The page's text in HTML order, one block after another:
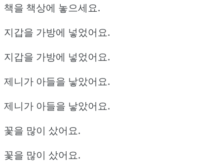
책을 책상에 놓으세요.
지갑을 가방에 넣었어요.
지갑을 가방에 넣었어요.
제니가 아들을 낳았어요.
제니가 아들을 낳았어요.
꽃을 많이 샀어요.
꽃을 많이 샀어요.